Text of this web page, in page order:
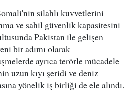
silahlı kuvvetlerini
ve sahil güvenlik kapasitesini
Pakistan ile gelişen
bir adımı olarak
ayrıca terörle mücadele
uzun kıyı şeridi ve deniz
yönelik iş birliği de ele alındı.